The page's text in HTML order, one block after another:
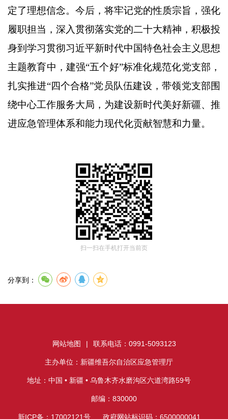
定了理想信念。 今后， 将牢记党的性质宗旨，强化
履职担当， 深入贯彻落实党的二十大精神，积极投
身到学习贯彻习近平新时代中国特色社会主义思想
主题教育中，建强“五个好”标准化规范化党支部，
扎实推进“四个合格”党员队伍建设，带领党支部围
绕中心工作服务大局， 为建设新时代美好新疆、推
进应急管理体系和能力现代化贡献智慧和力量。
扫一扫在手机打开当前页
分享到：
网站地图 | 联系电话：0991-5093123
主办单位：新疆维吾尔自治区应急管理厅
地址：中国 • 新疆 • 乌鲁木齐水磨沟区六道湾路59号
邮编：830000
新ICP备：17002121号 政府网站标识码：6500000041